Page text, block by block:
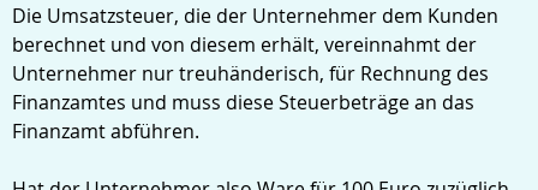
Die Umsatzsteuer, die der Unternehmer dem Kunden
berechnet und von diesem erhält, vereinnahmt der
Unternehmer nur treuhänderisch, für Rechnung des
Finanzamtes und muss diese Steuerbeträge an das
Finanzamt abführen.